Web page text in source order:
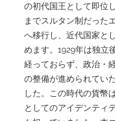
の初代国王として即位
までスルタン制だった
へ移行し、近代国家と
めます。1929年は独立
経っておらず、政治・
の整備が進められてい
した。この時代の貨幣
としてのアイデンティ